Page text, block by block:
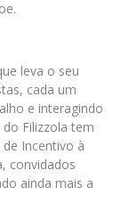
leva o seu
cada um
e interagindo
Filizzola tem
Incentivo à
convidados
ainda mais a